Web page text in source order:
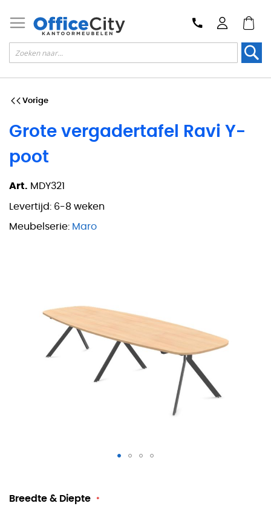
Grote vergadertafel Ravi Y-
poot
Art. MDY321
Levertijd: 6-8 weken
Meubelserie: Maro
Grote vergadertafel Ravi Y-poot
Breedte & Diepte
Vorige